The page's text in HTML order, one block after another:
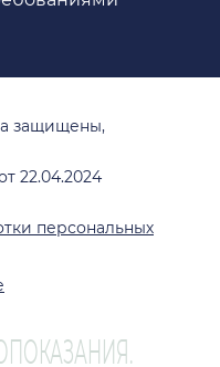
защищены,
22.04.2024
персональных